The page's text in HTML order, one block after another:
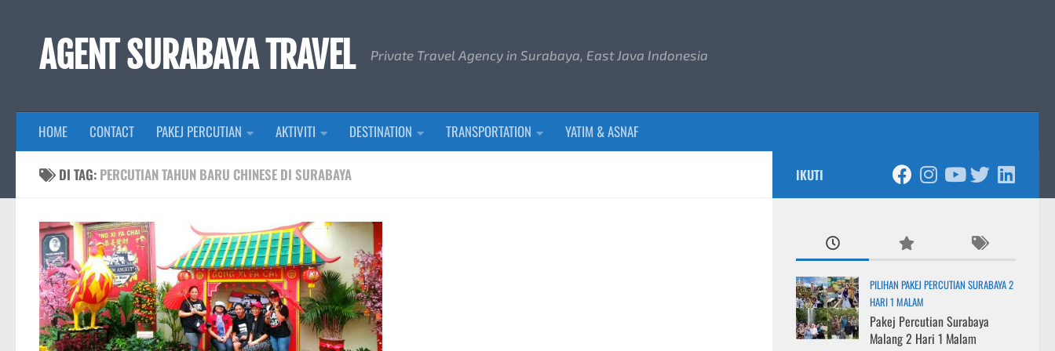
AGENT SURABAYA TRAVEL Private Travel Agency in Surabaya, East Java Indonesia
HOME CONTACT PAKEJ PERCUTIAN AKTIVITI DESTINATION TRANSPORTATION YATIM & ASNAF
DI TAG: PERCUTIAN TAHUN BARU CHINESE DI SURABAYA IKUTI
PILIHAN PAKEJ PERCUTIAN SURABAYA 2
HARI 1 MALAM
Pakej Percutian Surabaya
Malang 2 Hari 1 Malam